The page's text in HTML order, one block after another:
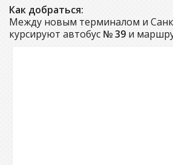
Как добраться:
Между новым терминалом и
курсируют автобус № 39 и